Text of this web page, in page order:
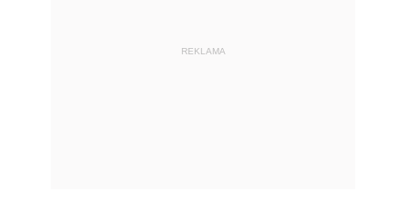
REKLAMA